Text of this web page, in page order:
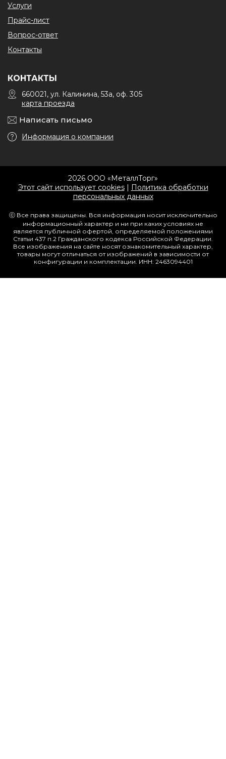
Услуги
Прайс-лист
Вопрос-ответ
Контакты
КОНТАКТЫ
660021, ул. Калинина, 53а, оф. 305
карта проезда
Написать письмо
Информация о компании
2026 ООО «МеталлТорг»
Этот сайт использует cookies| Политика обработки
персональных данных
ⓒ Все права защищены. Вся информация носит исключительно
информационный характер и ни при каких условиях не
является публичной офертой, определяемой положениями
Статьи 437 п.2 Гражданского кодекса Российской Федерации.
Все изображения на сайте носят ознакомительный характер,
товары могут отличаться от изображений в зависимости от
конфигурации и комплектации. ИНН: 2463094401